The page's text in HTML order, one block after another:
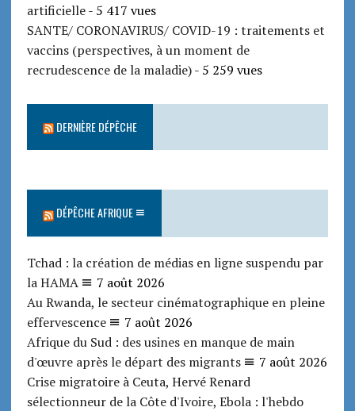
artificielle- 5 417 vues
SANTE/ CORONAVIRUS/ COVID-19 : traitements et
vaccins (perspectives, à un moment de
recrudescence de la maladie)- 5 259 vues
DERNIÈRE DÉPÊCHE
DÉPÊCHE AFRIQUE
Tchad : la création de médias en ligne suspendu par
la HAMA
7 août 2026
Au Rwanda, le secteur cinématographique en pleine
effervescence
7 août 2026
Afrique du Sud : des usines en manque de main
d'œuvre après le départ des migrants
7 août 2026
Crise migratoire à Ceuta, Hervé Renard
sélectionneur de la Côte d'Ivoire, Ebola : l'hebdo